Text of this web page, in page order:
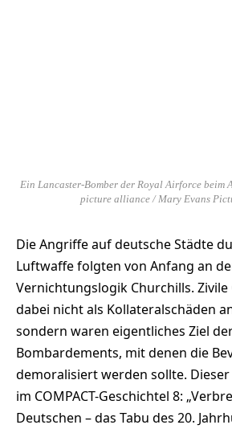
Ein Lancaster-Bomber der Royal Airforce beim
picture alliance / Mary Evans
Die Angriffe auf deutsche Städte
Luftwaffe folgten von Anfang an
Vernichtungslogik Churchills.
dabei nicht als Kollateralschäden
sondern waren eigentliches Ziel
Bombardements, mit denen die
demoralisiert werden sollte.
im COMPACT-Geschichtel 8:
Deutschen – das Tabu des 20.